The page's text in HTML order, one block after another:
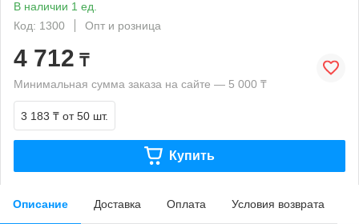
В наличии 1 ед.
Код: 1300
Опт и розница
4 712 ₸
Минимальная сумма заказа на сайте — 5 000 ₸
3 183 ₸ от 50 шт.
Купить
Описание Доставка Оплата Условия возврата